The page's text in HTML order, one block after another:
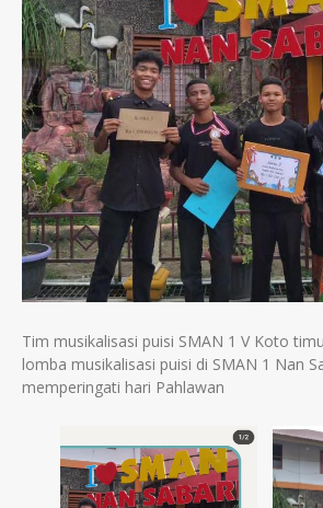
Tim musikalisasi puisi SMAN 1 V Koto
lomba musikalisasi puisi di SMAN 1 Nan
memperingati hari Pahlawan